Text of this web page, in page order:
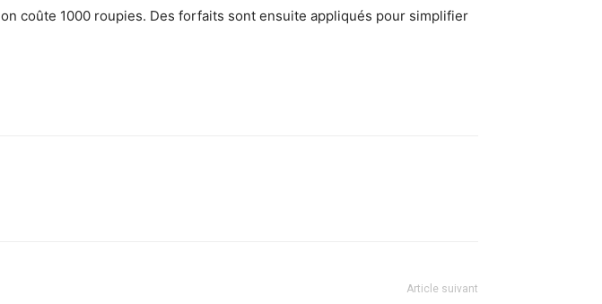
coûte 1000 roupies. Des forfaits sont ensuite appliqués pour simplifier
Article suivant